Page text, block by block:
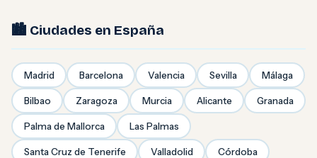
🏙️ Ciudades en España
Madrid Barcelona Valencia Sevilla Málaga
Bilbao Zaragoza Murcia Alicante Granada
Palma de Mallorca Las Palmas
Santa Cruz de Tenerife Valladolid Córdoba